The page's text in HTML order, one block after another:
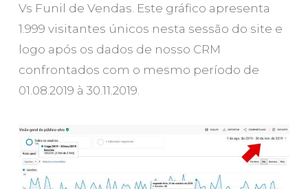
Vs Funil de Vendas. Este gráfico apresenta
1.999 visitantes únicos nesta sessão do site e
logo após os dados de nosso CRM
confrontados com o mesmo período de
01.08.2019 à 30.11.2019.